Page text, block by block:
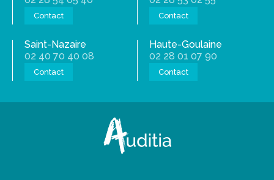
Contact Contact
Saint-Nazaire
02 40 70 40 08
Contact
Haute-Goulaine
02 28 01 07 90
Contact